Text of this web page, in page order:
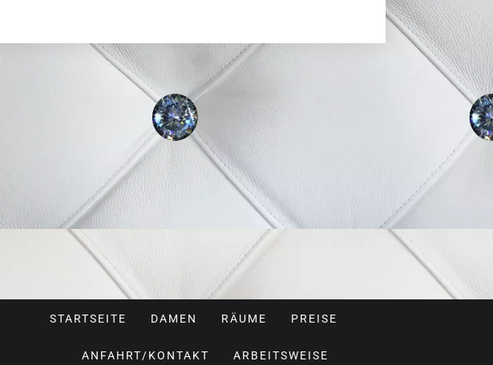
STARTSEITE DAMEN RÄUME PREISE
ANFAHRT/KONTAKT ARBEITSWEISE